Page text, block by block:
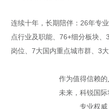
连续十年，长期陪伴：26年专
点行业及职能、76+细分板块
岗位、7大国内重点城市群、3
作为值得信赖
未来，科锐国
专业权